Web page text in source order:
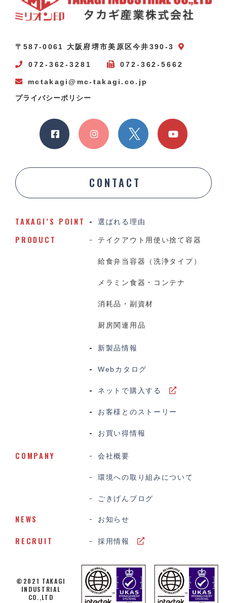
〒587-0061 大阪府堺市美原区今井390-3
072-362-3281 072-362-5662
mctakagi@mc-takagi.co.jp
プライバシーポリシー
CONTACT
TAKAGI’S POINT 選ばれる理由
PRODUCT テイクアウト用使い捨て容器
給食弁当容器（洗浄タイプ）
メラミン食器・コンテナ
消耗品・副資材
厨房関連用品
新製品情報
Webカタログ
ネットで購入する
お客様とのストーリー
お買い得情報
COMPANY 会社概要
環境への取り組みについて
ごきげんブログ
NEWS お知らせ
RECRUIT 採用情報
©2021 TAKAGI
INDUSTRIAL
CO.,LTD